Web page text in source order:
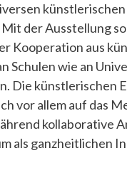
künstlerischen
der Ausstellung
Kooperation aus
Schulen wie an
Die künstlerischen
vor allem auf das
kollaborative
als ganzheitlichen